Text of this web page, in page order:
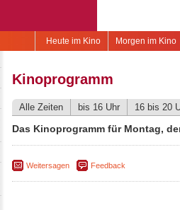
Morgen im Kino
Heute im Kino
Kinoprogramm
Alle Zeiten bis 16 Uhr 16 bis 20
Das Kinoprogramm für Montag,
Weitersagen Feedback